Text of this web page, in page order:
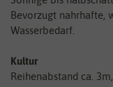
Bevorzugt nahrhafte,
Wasserbedarf.
Kultur
Reihenabstand ca.